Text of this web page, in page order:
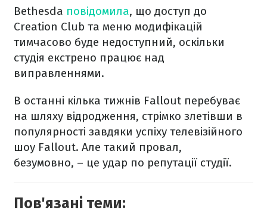
Bethesda повідомила, що доступ до
Creation Club та меню модифікацій
тимчасово буде недоступний, оскільки
студія екстрено працює над
виправленнями.
В останні кілька тижнів Fallout перебуває
на шляху відродження, стрімко злетівши в
популярності завдяки успіху телевізійного
шоу Fallout. Але такий провал,
безумовно, – це удар по репутації студії.
Пов'язані теми: